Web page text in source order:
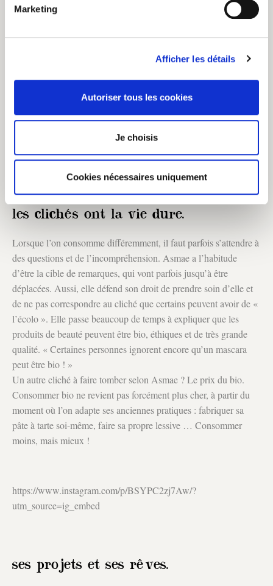
Marketing
Afficher les détails
Autoriser tous les cookies
Je choisis
Cookies nécessaires uniquement
communauté.
consommation plus intelligente et plus raisonnée. Asmae est
intimement convaincue que c’est comme ça que le changement
En 2016, notre blogueuse quitte son job pour vivre pleinement
son nouveau mode de vie et être plus en accord avec ses valeurs.
Plus rien ne peut l’arrêter !
https://www.instagram.com/p/BbFQK5lloWi/?
utm_source=ig_embed
les clichés ont la vie dure.
Lorsque l’on consomme différemment, il faut parfois s’attendre à
des questions et de l’incompréhension. Asmae a l’habitude
d’être la cible de remarques, qui vont parfois jusqu’à être
déplacées. Aussi, elle défend son droit de prendre soin d’elle et
de ne pas correspondre au cliché que certains peuvent avoir de «
l’écolo ». Elle passe beaucoup de temps à expliquer que les
produits de beauté peuvent être bio, éthiques et de très grande
qualité. « Certaines personnes ignorent encore qu’un mascara
peut être bio ! »
Un autre cliché à faire tomber selon Asmae ? Le prix du bio.
Consommer bio ne revient pas forcément plus cher, à partir du
moment où l’on adapte ses anciennes pratiques : fabriquer sa
pâte à tarte soi-même, faire sa propre lessive … Consommer
moins, mais mieux !
https://www.instagram.com/p/BSYPC2zj7Aw/?
utm_source=ig_embed
ses projets et ses rêves.